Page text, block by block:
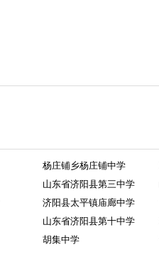
杨庄铺乡杨庄铺中学
山东省济阳县第三中学
济阳县太平镇庙廊中学
山东省济阳县第十中学
胡集中学